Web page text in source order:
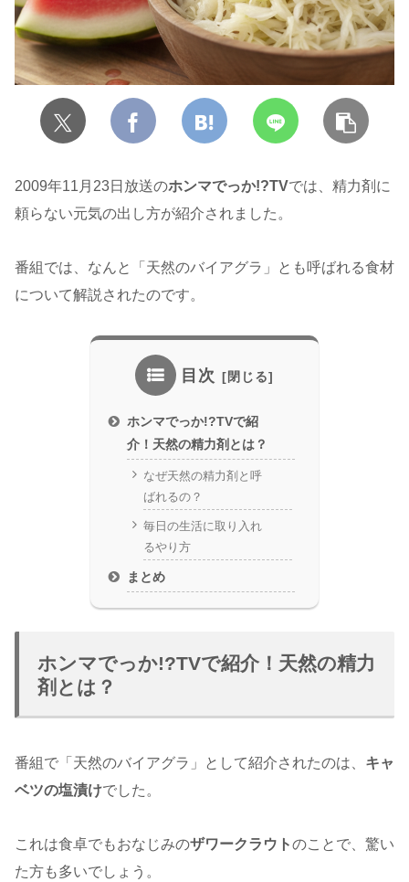
2009年11月23日放送のホンマでっか!?TVでは、精力剤に
頼らない元気の出し方が紹介されました。
番組では、なんと「天然のバイアグラ」とも呼ばれる食材
について解説されたのです。
目次
ホンマでっか!?TVで紹
介！天然の精力剤とは？
なぜ天然の精力剤と呼
ばれるの？
毎日の生活に取り入れ
るやり方
まとめ
ホンマでっか!?TVで紹介！天然の精力
剤とは？
番組で「天然のバイアグラ」として紹介されたのは、 キャ
ベツの塩漬けでした。
これは食卓でもおなじみのザワークラウトのことで、驚い
た方も多いでしょう。